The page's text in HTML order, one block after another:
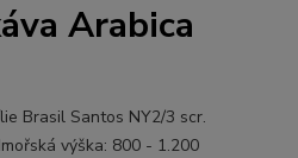
Arabica
Brasil Santos NY2/3 scr.
výška: 800 - 1.200